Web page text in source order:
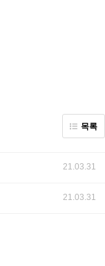
목록
21.03.31
21.03.31